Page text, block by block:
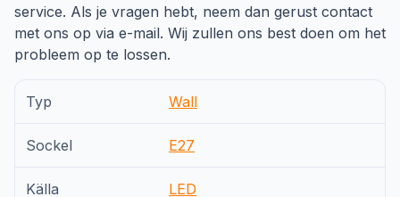
service. Als je vragen hebt, neem dan gerust contact
met ons op via e-mail. Wij zullen ons best doen om het
probleem op te lossen.
Typ Wall
Sockel E27
Källa LED